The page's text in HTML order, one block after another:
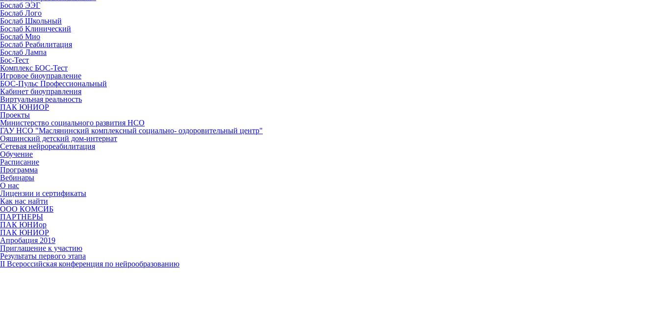
Бослаб ЭЭГ
Бослаб Лого
Бослаб Школьный
Бослаб Клинический
Бослаб Мио
Бослаб Реабилитация
Бослаб Лампа
Бос-Тест
Комплекс БОС-Тест
Игровое биоуправление
БОС-Пульс Профессиональный
Кабинет биоуправления
Виртуальная реальность
ПАК ЮНИОР
Проекты
Министерство социального развития НСО
ГАУ НСО "Маслянинский комплексный социально- оздоровительный центр"
Ояшинский детский дом-интернат
Сетевая нейрореабилитация
Обучение
Расписание
Программа
Вебинары
О нас
Лицензии и сертификаты
Как нас найти
ООО КОМСИБ
ПАРТНЕРЫ
ПАК ЮНИор
ПАК ЮНИОР
Апробация 2019
Приглашение к участию
Результаты первого этапа
II Всероссийская конференция по нейрообразованию